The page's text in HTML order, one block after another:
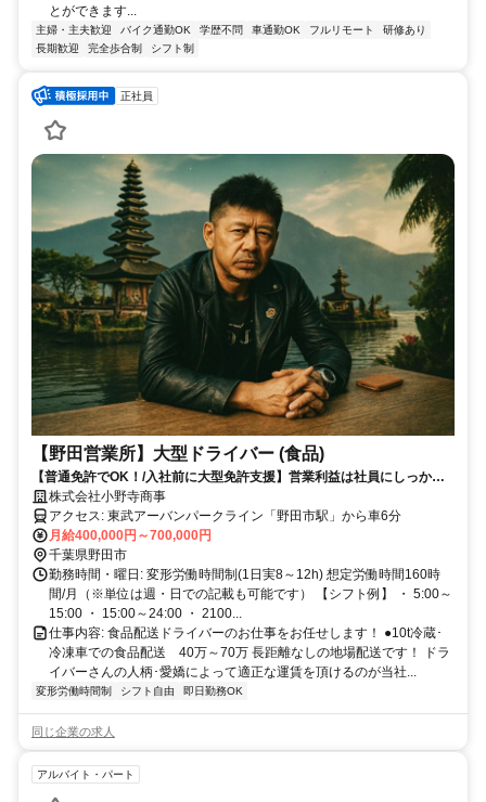
とができます...
主婦・主夫歓迎 バイク通勤OK 学歴不問 車通勤OK フルリモート
研修あり
長期歓迎
完全歩合制 シフト制
正社員
【野田営業所】大型ドライバー (食品)
【普通免許でOK！/入社前に大型免許支援】営業利益は社員にしっかり
還元！稼げるドライバー！
株式会社小野寺商事
アクセス: 東武アーバンパークライン「野田市駅」から車6分
月給400,000円～700,000円
千葉県野田市
勤務時間・曜日: 変形労働時間制(1日実8～12h) 想定労働時間160時
間/月（※単位は週・日での記載も可能です） 【シフト例】 ・ 5:00～
15:00 ・ 15:00～24:00 ・ 2100...
仕事内容: 食品配送ドライバーのお仕事をお任せします！ ●10t冷蔵･
冷凍車での食品配送 40万～70万 長距離なしの地場配送です！ ドラ
イバーさんの人柄･愛嬌によって適正な運賃を頂けるのが当社...
変形労働時間制 シフト自由 即日勤務OK
同じ企業の求人
アルバイト・パート